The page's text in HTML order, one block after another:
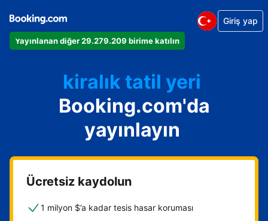
Yayınlanan diğer 29.279.209 birime katılın
Giriş yap
Dairenizi
Otelinizi
kiralık tatil yeri
Konukevinizi
Oda ve kahvaltı tesisinizi
Booking.com'da
yayınlayın
Ücretsiz kaydolun
1 milyon $’a kadar tesis hasar koruması